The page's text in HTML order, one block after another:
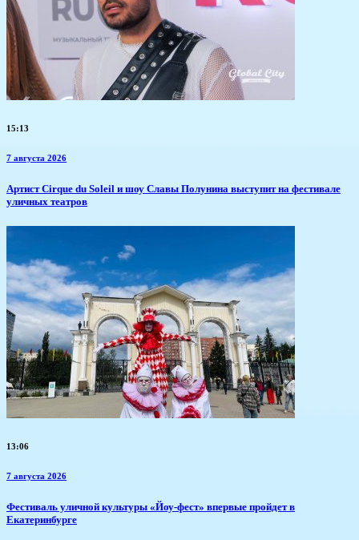
15:13
7 августа 2026
Артист Cirque du Soleil и шоу Славы Полунина выступит на фестивале
уличных театров
13:06
7 августа 2026
​Фестиваль уличной культуры «Йоу-фест» впервые пройдет в
Екатеринбурге